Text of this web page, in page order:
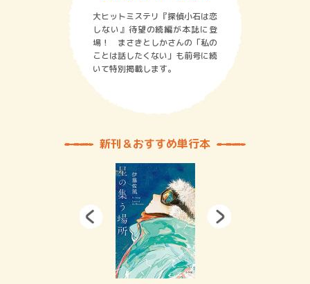
大ヒットミステリ『探偵小石は恋
しない』待望の続編が本誌に登
場！ まさきとしかさんの「私の
ことは話したくない」も前号に続
いて特別掲載します。
新刊＆おすすめ単行本